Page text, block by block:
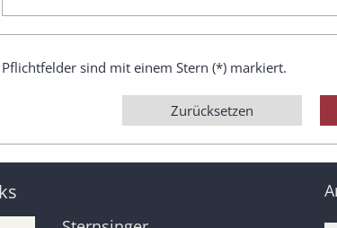
Pflichtfelder sind mit einem Stern (*) markiert.
Zurücksetzen